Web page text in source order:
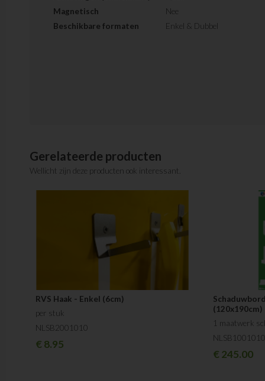
Magnetisch
Nee
Beschikbare formaten
Enkel & Dubbel
Gerelateerde producten
Wellicht zijn deze producten ook interessant.
RVS Haak - Enkel (6cm)
per stuk
NLSB2001010
€8.95
(120x190cm)
1 maatwerk
NLSB1001010
€245.00